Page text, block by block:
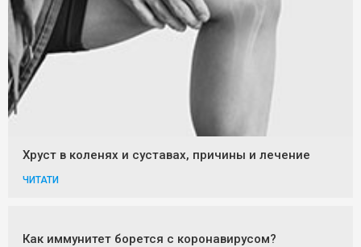
Хруст в коленях и суставах, причины и лечение
ЧИТАТИ
Как иммунитет борется с коронавирусом?